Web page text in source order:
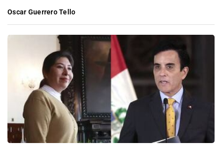
Oscar Guerrero Tello